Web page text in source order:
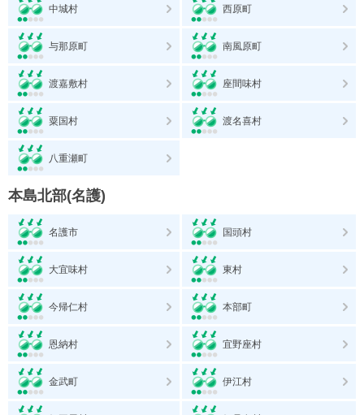
中城村 西原町
与那原町 南風原町
渡嘉敷村 座間味村
粟国村 渡名喜村
八重瀬町
本島北部(名護)
名護市 国頭村
大宜味村 東村
今帰仁村 本部町
恩納村 宜野座村
金武町 伊江村